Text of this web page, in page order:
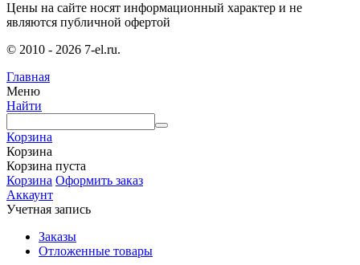
Цены на сайте носят информационный характер и не
являются публичной офертой
© 2010 - 2026 7-el.ru.
Главная
Меню
Найти
Корзина
Корзина
Корзина пуста
Корзина Оформить заказ
Аккаунт
Учетная запись
Заказы
Отложенные товары